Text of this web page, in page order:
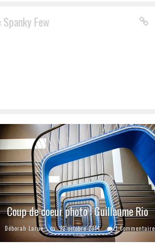
Few
Coup de coeur photo : Guillaume Rio
Déborah Larue 22 octobre 2014 1 Commentaire